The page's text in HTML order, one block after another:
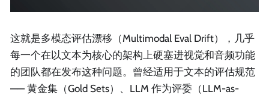
这就是多模态评估漂移（Multimodal Eval Drift），几乎
每一个在以文本为核心的架构上硬塞进视觉和音频功能
的团队都在发布这种问题。曾经适用于文本的评估规范
—— 黄金集（Gold Sets）、LLM 作为评委（LLM-as-